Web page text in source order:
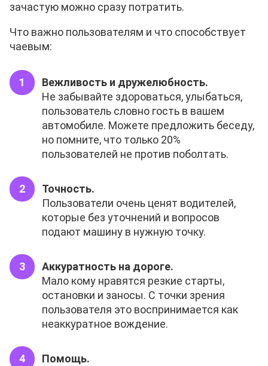
зачастую можно сразу потратить.
Что важно пользователям и что способствует
чаевым:
Вежливость и дружелюбность.
Не забывайте здороваться, улыбаться,
пользователь словно гость в вашем
автомобиле. Можете предложить беседу,
но помните, что только 20%
пользователей не против поболтать.
Точность.
Пользователи очень ценят водителей,
которые без уточнений и вопросов
подают машину в нужную точку.
Аккуратность на дороге.
Мало кому нравятся резкие старты,
остановки и заносы. С точки зрения
пользователя это воспринимается как
неаккуратное вождение.
Помощь.